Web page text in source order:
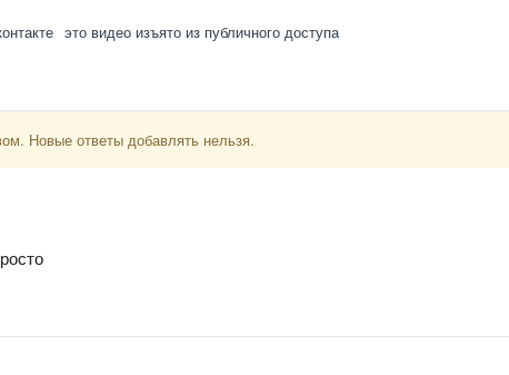
это видео изъято из публичного доступа
Новые ответы добавлять нельзя.